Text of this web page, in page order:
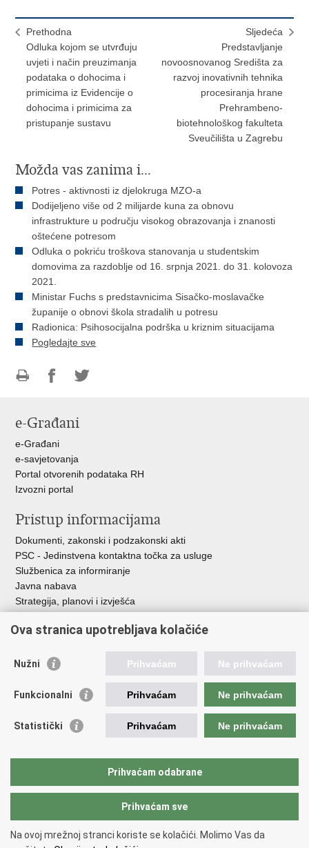
Prethodna
Odluka kojom se utvrđuju
uvjeti i način preuzimanja
podataka o dohocima i
primicima iz Evidencije o
dohocima i primicima za
pristupanje sustavu
Sljedeća
Predstavljanje
novoosnovanog Središta za
razvoj inovativnih tehnika
procesiranja hrane
Prehrambeno-
biotehnološkog fakulteta
Sveučilišta u Zagrebu
Možda vas zanima i...
Potres - aktivnosti iz djelokruga MZO-a
Dodijeljeno više od 2 milijarde kuna za obnovu
infrastrukture u području visokog obrazovanja i znanosti
oštećene potresom
Odluka o pokriću troškova stanovanja u studentskim
domovima za razdoblje od 16. srpnja 2021. do 31. kolovoza
2021.
Ministar Fuchs s predstavnicima Sisačko-moslavačke
županije o obnovi škola stradalih u potresu
Radionica: Psihosocijalna podrška u kriznim situacijama
Pogledajte sve
FacebookuTwitteru
e-Građani
e-Građani
e-savjetovanja
Portal otvorenih podataka RH
Izvozni portal
Pristup informacijama
Dokumenti, zakonski i podzakonski akti
PSC - Jedinstvena kontaktna točka za usluge
Službenica za informiranje
Javna nabava
Strategija, planovi i izvješća
Korisne poveznice
Vlada RH
ASOO
CARNET
Copyright © 2026 Ministarstvo znanosti, obrazovanja i mladih.
Ova stranica upotrebljava kolačiće
Nužni Prihvaćam Ne prihvaćam
Funkcionalni Prihvaćam Ne prihvaćam
Statistički Prihvaćam Ne prihvaćam
Prihvaćam odabrane
Prihvaćam sve
Na ovoj mrežnoj stranci koriste se kolačići. Molimo Vas da